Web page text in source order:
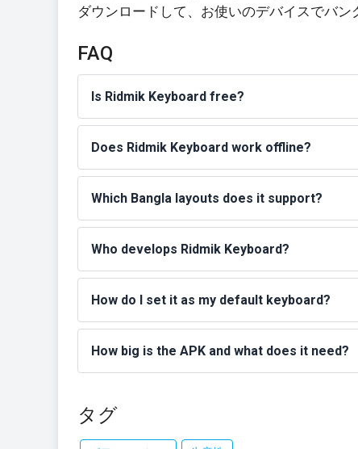
ダウンロードして、お使いのデバイスでバン
FAQ
Is Ridmik Keyboard free?
Does Ridmik Keyboard work offline?
Which Bangla layouts does it support?
Who develops Ridmik Keyboard?
How do I set it as my default keyboard?
How big is the APK and what does it need?
タグ